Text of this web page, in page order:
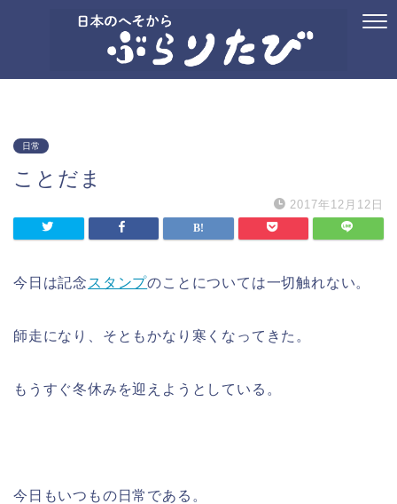
日常
ことだま
2017年12月12日
今日は記念 スタンプのことについては一切触れない。
師走になり、そともかなり寒くなってきた。
もうすぐ冬休みを迎えようとしている。
今日もいつもの日常である。